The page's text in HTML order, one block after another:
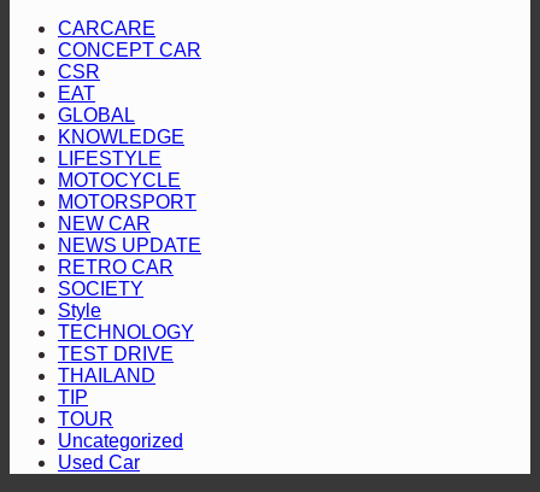
เรน
เจอร์
ยก
ระดับ
เซ็กเมนต์
กระบะ
ไลฟ์
สไตล์
ดีไซน์
ดุดัน
สายตา
CARCARE
CONCEPT CAR
CSR
EAT
GLOBAL
KNOWLEDGE
LIFESTYLE
MOTOCYCLE
MOTORSPORT
NEW CAR
NEWS UPDATE
RETRO CAR
SOCIETY
Style
TECHNOLOGY
TEST DRIVE
THAILAND
TIP
TOUR
Uncategorized
Used Car